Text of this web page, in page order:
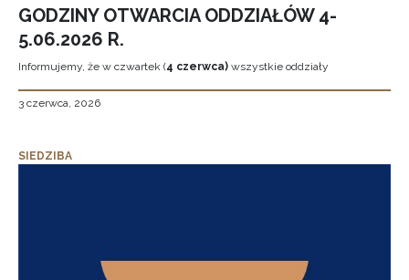
GODZINY OTWARCIA ODDZIAŁÓW 4-
5.06.2026 R.
Informujemy, że w czwartek (4 czerwca) wszystkie oddziały
3 czerwca, 2026
SIEDZIBA